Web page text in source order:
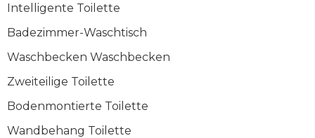
Intelligente Toilette
Badezimmer-Waschtisch
Waschbecken Waschbecken
Zweiteilige Toilette
Bodenmontierte Toilette
Wandbehang Toilette